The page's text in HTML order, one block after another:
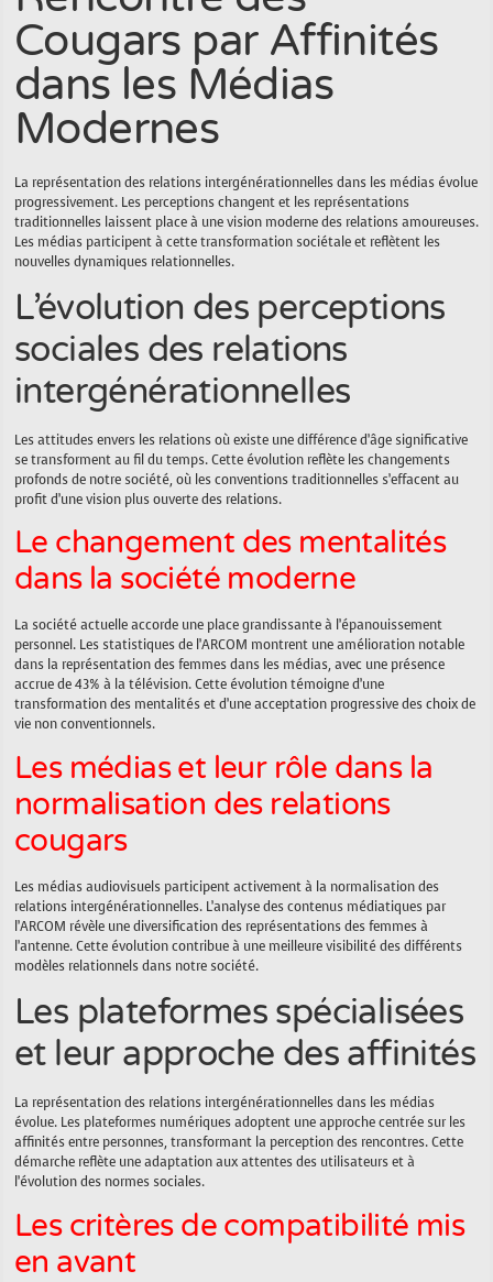
Cougars par Affinités
dans les Médias
Modernes
La représentation des relations intergénérationnelles dans les médias évolue
progressivement. Les perceptions changent et les représentations
traditionnelles laissent place à une vision moderne des relations amoureuses.
Les médias participent à cette transformation sociétale et reflètent les
nouvelles dynamiques relationnelles.
L’évolution des perceptions
sociales des relations
intergénérationnelles
Les attitudes envers les relations où existe une différence d’âge significative
se transforment au fil du temps. Cette évolution reflète les changements
profonds de notre société, où les conventions traditionnelles s’effacent au
profit d’une vision plus ouverte des relations.
Le changement des mentalités
dans la société moderne
La société actuelle accorde une place grandissante à l’épanouissement
personnel. Les statistiques de l’ARCOM montrent une amélioration notable
dans la représentation des femmes dans les médias, avec une présence
accrue de 43% à la télévision. Cette évolution témoigne d’une
transformation des mentalités et d’une acceptation progressive des choix de
vie non conventionnels.
Les médias et leur rôle dans la
normalisation des relations
cougars
Les médias audiovisuels participent activement à la normalisation des
relations intergénérationnelles. L’analyse des contenus médiatiques par
l’ARCOM révèle une diversification des représentations des femmes à
l’antenne. Cette évolution contribue à une meilleure visibilité des différents
modèles relationnels dans notre société.
Les plateformes spécialisées
et leur approche des affinités
La représentation des relations intergénérationnelles dans les médias
évolue. Les plateformes numériques adoptent une approche centrée sur les
affinités entre personnes, transformant la perception des rencontres. Cette
démarche reflète une adaptation aux attentes des utilisateurs et à
l’évolution des normes sociales.
Les critères de compatibilité mis
en avant